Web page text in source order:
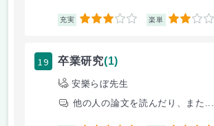
充実 3 楽単 2
19 卒業研究(1)
安樂らぼ先生
他の人の論文を読んだり、また...